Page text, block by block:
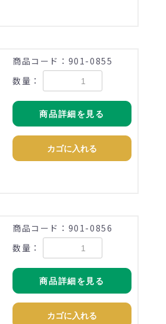
商品コード：901-0855
数量：
商品詳細を見る
カゴに入れる
商品コード：901-0856
数量：
商品詳細を見る
カゴに入れる